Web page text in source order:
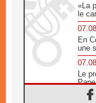
«La
le
En
une
Le